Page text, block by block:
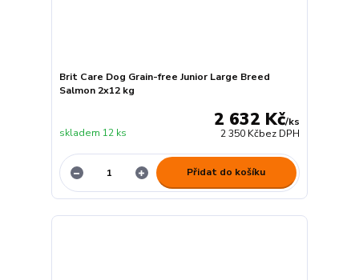
Brit Care Dog Grain-free Junior Large Breed
Salmon 2x12 kg
2 632 Kč/ks
2 350 Kčbez DPH
skladem 12 ks
Přidat do košíku